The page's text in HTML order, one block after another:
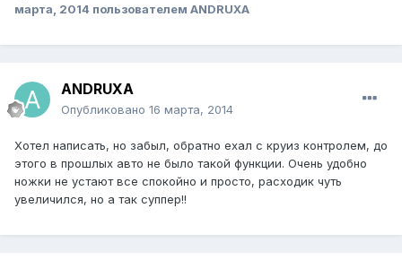
марта, 2014 пользователем ANDRUXA
ANDRUXA
Опубликовано 16 марта, 2014
Хотел написать, но забыл, обратно ехал с круиз контролем, до
этого в прошлых авто не было такой функции. Очень удобно
ножки не устают все спокойно и просто, расходик чуть
увеличился, но а так суппер!!